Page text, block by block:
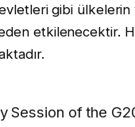
gibi ülkelerin
etkilenecektir.
Session of the